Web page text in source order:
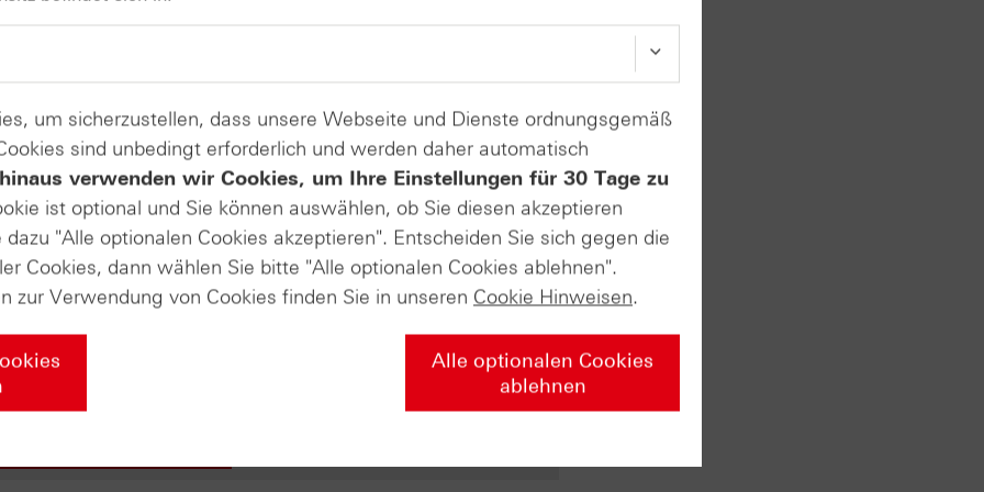
Masterclass in die Welt der Derivate
über die Grundlagen der Börse wissen müssen – von den ersten
mit Zertifikaten und professionellem Money Management. Am
Wissen nochmal vertiefen soll. Falls Sie diesen Abschlusstest
HSBC-Masterclass-Zertifikat von uns! Wir würden uns sehr
um sicherzustellen, dass unsere Webseite und Dienste ordnungsgemäß
sind unbedingt erforderlich und werden daher automatisch
verwenden wir Cookies, um Ihre Einstellungen für 30 Tage zu
ist optional und Sie können auswählen, ob Sie diesen akzeptieren
"Alle optionalen Cookies akzeptieren". Entscheiden Sie sich gegen die
Cookies, dann wählen Sie bitte "Alle optionalen Cookies ablehnen".
zur Verwendung von Cookies finden Sie in unseren Cookie Hinweisen.
Alle optionalen Cookies
ablehnen